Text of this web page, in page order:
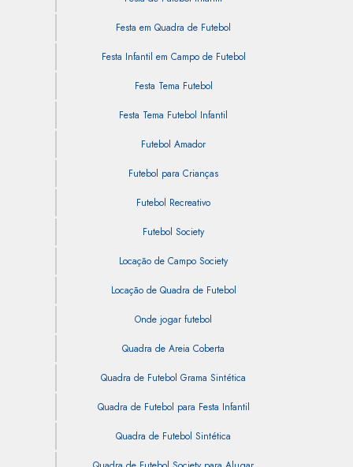
Festa em Quadra de Futebol
Festa Infantil em Campo de Futebol
Festa Tema Futebol
Festa Tema Futebol Infantil
Futebol Amador
Futebol para Crianças
Futebol Recreativo
Futebol Society
Locação de Campo Society
Locação de Quadra de Futebol
Onde jogar futebol
Quadra de Areia Coberta
Quadra de Futebol Grama Sintética
Quadra de Futebol para Festa Infantil
Quadra de Futebol Sintética